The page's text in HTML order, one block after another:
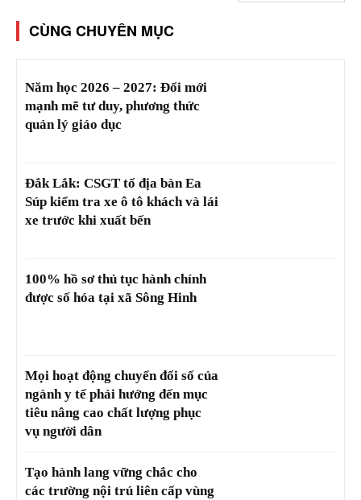
CÙNG CHUYÊN MỤC
Năm học 2026 – 2027: Đổi mới
mạnh mẽ tư duy, phương thức
quản lý giáo dục
Đắk Lắk: CSGT tổ địa bàn Ea
Súp kiểm tra xe ô tô khách và lái
xe trước khi xuất bến
100% hồ sơ thủ tục hành chính
được số hóa tại xã Sông Hinh
Mọi hoạt động chuyển đổi số của
ngành y tế phải hướng đến mục
tiêu nâng cao chất lượng phục
vụ người dân
Tạo hành lang vững chắc cho
các trường nội trú liên cấp vùng